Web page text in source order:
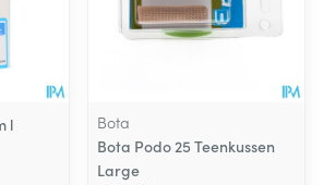
l
Bota
Bota Podo 25 Teenkussen
Large